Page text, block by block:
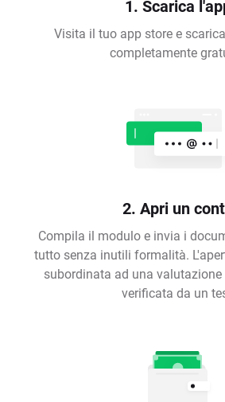
1. Scarica
Visita il tuo app store e
completamente
2. Apri un
Compila il modulo e invia i
tutto senza inutili formalità.
subordinata ad una valutazione
verificata da un